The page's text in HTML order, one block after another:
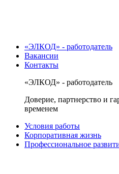
«ЭЛКОД» - работодатель
Вакансии
Контакты
«ЭЛКОД» - работодатель
Доверие, партнерство и
временем
Условия работы
Корпоративная жизнь
Профессиональное